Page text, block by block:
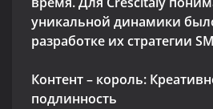
уникальной динамики
разработке их стратегии
Контент – король:
подлинность